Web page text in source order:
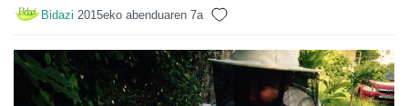
Bidazi 2015eko abenduaren 7a